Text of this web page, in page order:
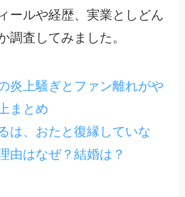
ールや経歴、実業としどん
調査してみました。
炎上騒ぎとファン離れがや
まとめ
は、おたと復縁していな
由はなぜ？結婚は？